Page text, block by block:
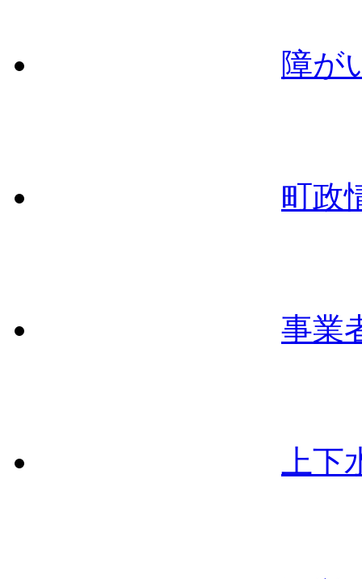
障が
町政
事業
上下